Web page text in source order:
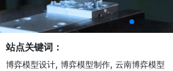
站点关键词：
博弈模型设计, 博弈模型制作, 云南博弈模型